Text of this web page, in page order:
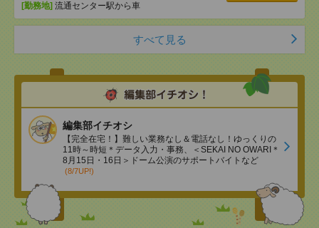
[勤務地] 流通センター駅から車
すべて見る
編集部イチオシ
【完全在宅！】難しい業務なし＆電話なし！ゆっくりの
11時～時短＊データ入力・事務、＜SEKAI NO OWARI＊
8月15日・16日＞ドーム公演のサポートバイトなど
(8/7UP!)